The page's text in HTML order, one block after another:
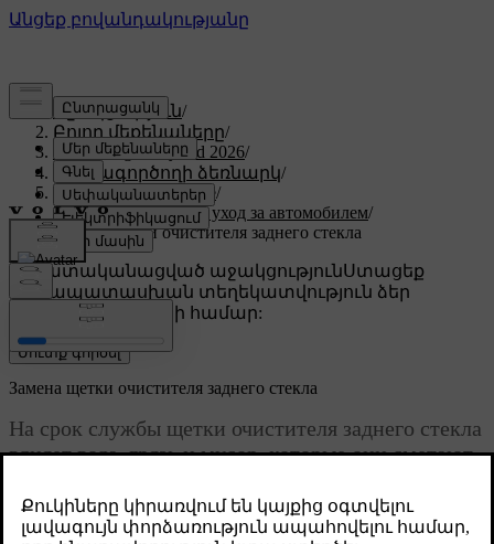
Աջակցություն/
Բոլոր մեքենաները/
XC60 Plug-in Hybrid 2026/
Օգտագործողի ձեռնարկ/
Уход и обслуживание/
Наружная мойка и уход за автомобилем/
Замена щетки очистителя заднего стекла
Անհատականացված աջակցությունՍտացեք
համապատասխան տեղեկատվություն ձեր
կոնկրետ մեքենայի համար:
Մուտք գործել
Замена щетки очистителя заднего стекла
На срок службы щетки очистителя заднего стекла
влияет вода, грязь и мусор, которые они сметают
появляются признаки износа, ее необходимо
заменять.